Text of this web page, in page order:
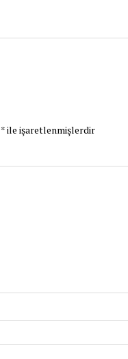
*ile işaretlenmişlerdir